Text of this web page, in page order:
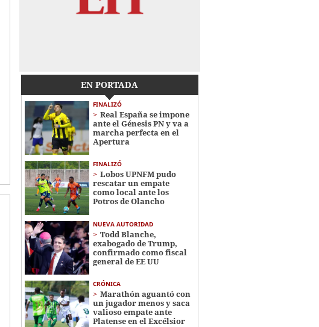
EN PORTADA
FINALIZÓ
Real España se impone
ante el Génesis PN y va a
marcha perfecta en el
Apertura
FINALIZÓ
Lobos UPNFM pudo
rescatar un empate
como local ante los
Potros de Olancho
NUEVA AUTORIDAD
Todd Blanche,
exabogado de Trump,
confirmado como fiscal
general de EE UU
CRÓNICA
Marathón aguantó con
un jugador menos y saca
valioso empate ante
Platense en el Excélsior